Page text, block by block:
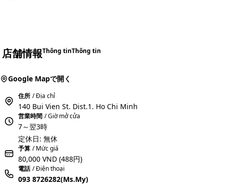
店舗情報Thông tinThông tin
Google Mapで開く
住所 / Địa chỉ
140 Bui Vien St. Dist.1. Ho Chi Minh
営業時間 / Giờ mở cửa
7～翌3時
定休日: 無休
予算 / Mức giá
80,000 VND (488円)
電話 / Điện thoại
093 8726282(Ms.My)